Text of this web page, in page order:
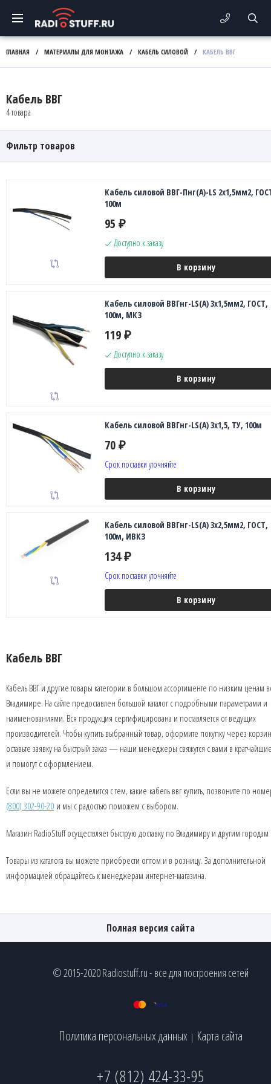
ГЛАВНАЯ / МАТЕРИАЛЫ ДЛЯ МОНТАЖА / КАБЕЛЬ СИЛОВОЙ / КАБЕЛЬ ВВГ
Кабель ВВГ
4 товара
Фильтр товаров
Кабель силовой ВВГ-Пнг(А)-LS 2х1,5мм2,
100м
95 ₽
Доступно к заказу
В корзину
Кабель силовой ВВГнг-LS(A) 3х1,5мм2, ГОСТ,
100м, МКЗ
119 ₽
Доступно к заказу
В корзину
Кабель силовой ВВГнг-LS(A) 3х1,5, ТУ, 100м
70 ₽
Срок поставки уточняйте
В корзину
Кабель силовой ВВГнг-LS(A) 3х2,5мм2, ГОСТ,
100м, ИВКЗ
134 ₽
Срок поставки уточняйте
В корзину
Кабель ВВГ
Кабель ВВГ и другие товары категории в большом ассортименте по низким ценам
Владимире. На сайте предоставлен большой каталог с подробными параметрами и
наименованиями. Вся продукция сертифицирована и поставляется от ведущих
производителей. Чтобы купить выбранный товар, оформите покупку через
оставьте заявку на быстрый заказ — наши менеджеры свяжутся с вами в
и помогут с оформлением.
Если вы не можете определится с тем, какие кабель ввг купить, позвоните по
(800) 302-90-20 и мы с радостью поможем с выбором.
Магазин RadioStuff осуществляет быструю доставку по Владимиру и другим
Товары из каталога вы можете приобрести оптом и в розницу. За дополнительной
информацией обращайтесь к менеджерам интернет-магазина.
Полная версия сайта
© 2015-2020 Radiostuff.ru - все для построения сетей
Политика персональных данных | Карта сайта
+7 (812) 424-33-95